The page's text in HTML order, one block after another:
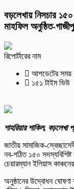
বড়লেখায় নিসচার
মাহফিল অনুষ্ঠিত-
রিপোর্টারের নাম
আপডেটের সময়
১৫১ টাইম ভিউ
শাহরিয়ার শাকিল, বড়লেখা
জাতীয় সামাজিক-
নব-গঠিত ১৫০ সদস্যবিশিষ্ট
চেয়ারম্যান ইলিয়াস
অনুষ্ঠানের উদ্বোধন